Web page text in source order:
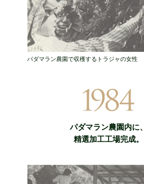
パダマラン農園で収穫するトラジャの女性
パダマラン農園内に、
精選加工工場完成。